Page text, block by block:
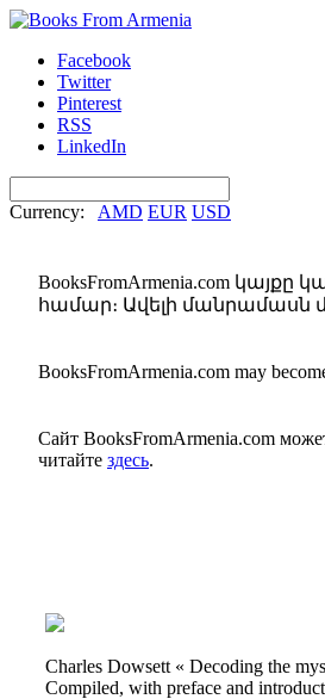
Facebook
Twitter
Pinterest
RSS
LinkedIn
Currency: AMD EUR USD
BooksFromArmenia.com
համար։ Ավելի մանրամասն
BooksFromArmenia.com may
Сайт BooksFromArmenia.com
читайте здесь.
Charles Dowsett « Decoding the
Compiled, with preface and